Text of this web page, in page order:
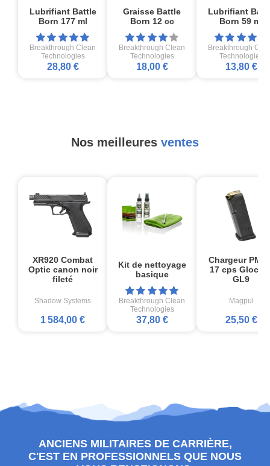
Lubrifiant Battle
Born 177 ml
Breakthrough Clean
Technologies
28,80 €
Graisse Battle
Born 12 cc
Breakthrough Clean
Technologies
18,00 €
Lubrifiant
Born 59 ml
Breakthrough
Technologies
13,80 €
Nos meilleures ventes
XR920 Combat
Optic canon noir
fileté
Shadow Systems
1 584,00 €
Kit de nettoyage
basique
Breakthrough Clean
Technologies
37,80 €
Chargeur
17 cps
GL9
Magpul
25,50 €
ANCIENS MILITAIRES DE CARRIÈRE,
C'EST EN PROFESSIONNELS QUE NOUS